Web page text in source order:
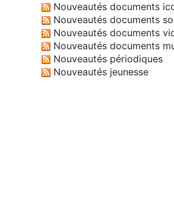
Nouveautés documents
Nouveautés documents
Nouveautés documents
Nouveautés documents
Nouveautés périodiques
Nouveautés jeunesse